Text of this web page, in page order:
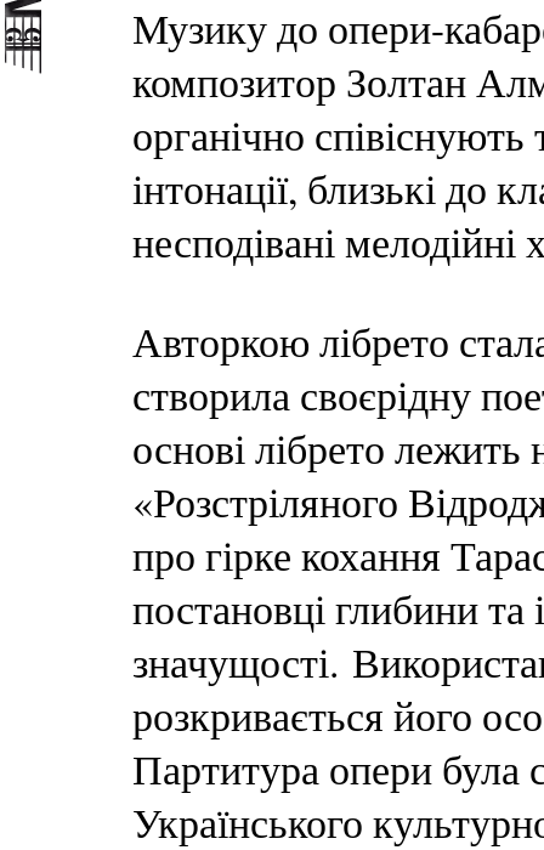
Музику до опери-
композитор Золтан
органічно співіснують
інтонації, близькі до
несподівані мелодійні
Авторкою лібрето
створила своєрідну
основі лібрето
«Розстріляного
про гірке кохання
постановці глибини та
значущості.
розкривається його
Партитура опери була
Українського